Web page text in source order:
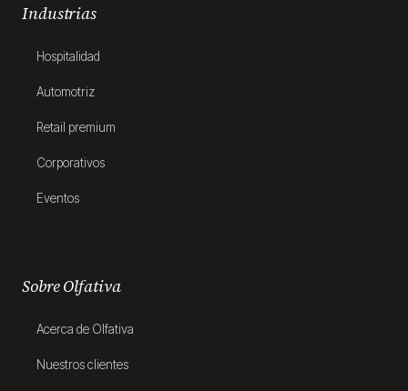
Industrias
Hospitalidad
Automotriz
Retail premium
Corporativos
Eventos
Sobre Olfativa
Acerca de Olfativa
Nuestros clientes